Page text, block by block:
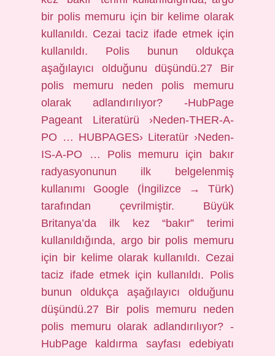
bir polis memuru için bir kelime olarak
kullanıldı. Cezai taciz ifade etmek için
kullanıldı. Polis bunun oldukça
aşağılayıcı olduğunu düşündü.27 Bir
polis memuru neden polis memuru
olarak adlandırılıyor? -HubPage
Pageant Literatürü ›Neden-THER-A-
PO … HUBPAGES› Literatür ›Neden-
IS-A-PO … Polis memuru için bakır
radyasyonunun ilk belgelenmiş
kullanımı Google (İngilizce → Türk)
tarafından çevrilmiştir. Büyük
Britanya’da ilk kez “bakır” terimi
kullanıldığında, argo bir polis memuru
için bir kelime olarak kullanıldı. Cezai
taciz ifade etmek için kullanıldı. Polis
bunun oldukça aşağılayıcı olduğunu
düşündü.27 Bir polis memuru neden
polis memuru olarak adlandırılıyor? -
HubPage kaldırma sayfası edebiyatı